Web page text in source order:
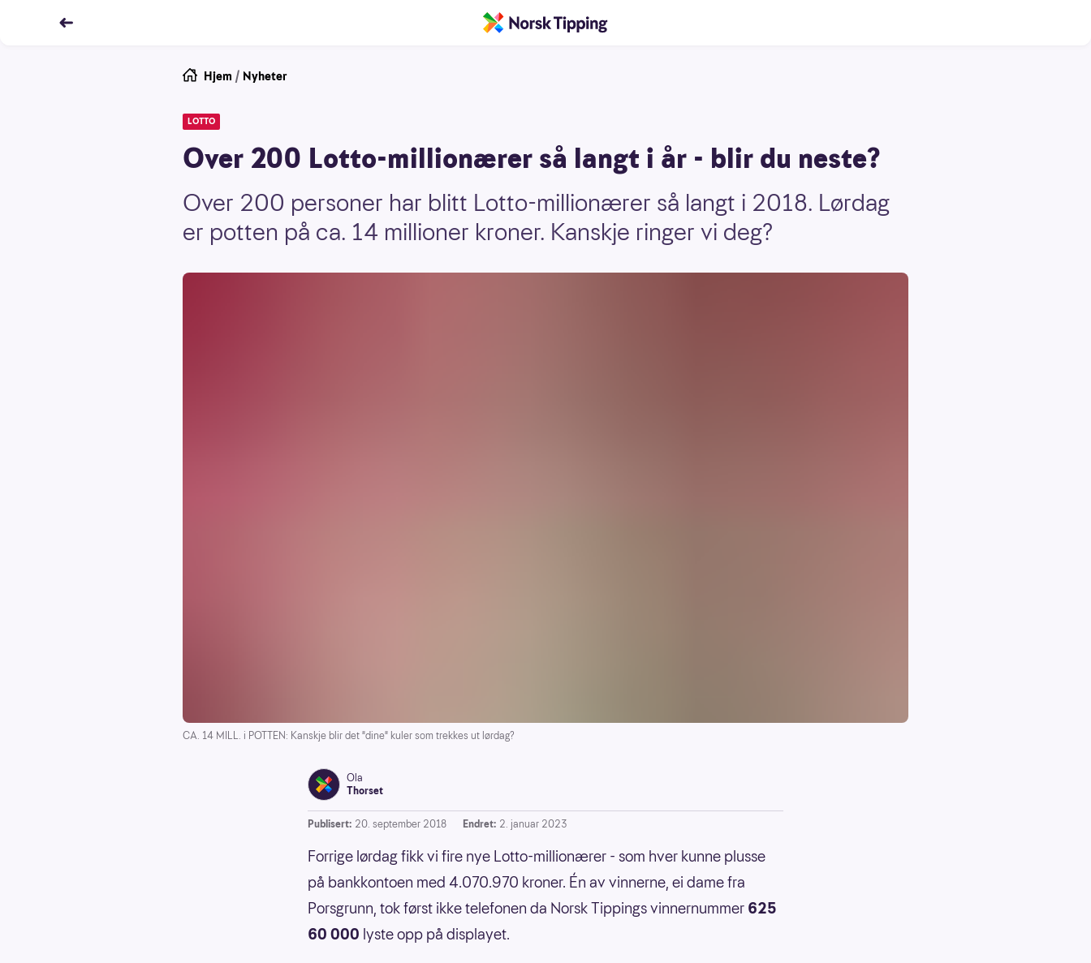
Hjem / Nyheter
LOTTO
Over 200 Lotto-millionærer så langt i år - blir du neste?
Over 200 personer har blitt Lotto-millionærer så langt i 2018. Lørdag
er potten på ca. 14 millioner kroner. Kanskje ringer vi deg?
CA. 14 MILL. i POTTEN: Kanskje blir det "dine" kuler som trekkes ut lørdag?
Ola
Thorset
Publisert: 20. september 2018 Endret: 2. januar 2023
Forrige lørdag fikk vi fire nye Lotto-millionærer - som hver kunne plusse
på bankkontoen med 4.070.970 kroner. Én av vinnerne, ei dame fra
Porsgrunn, tok først ikke telefonen da Norsk Tippings vinnernummer 625
60 000 lyste opp på displayet.